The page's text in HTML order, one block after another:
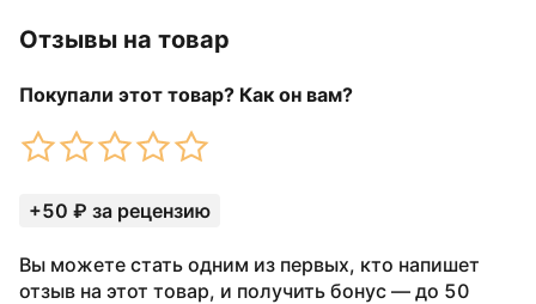
Отзывы на товар
Покупали этот товар? Как он вам?
+50 ₽ за рецензию
Вы можете стать одним из первых, кто напишет
отзыв на этот товар, и получить бонус — до 50